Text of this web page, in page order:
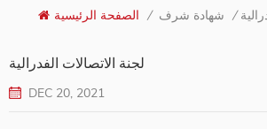
الصفحة الرئيسية / شهادة شرف /
لجنة الاتصالات الفدرالية
DEC 20, 2021